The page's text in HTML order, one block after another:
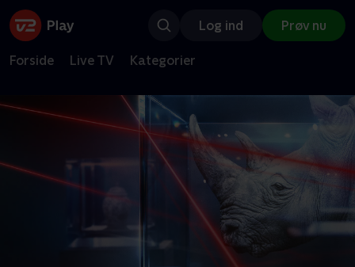
Log ind Prøv nu
Forside Live TV Kategorier